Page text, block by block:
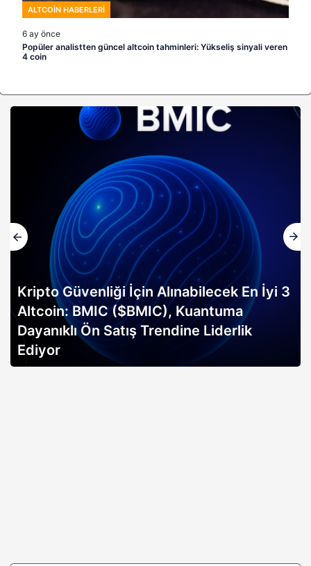
ALTCOIN HABERLERI
6 ay önce
Popüler analistten güncel altcoin tahminleri: Yükseliş sinyali veren
4 coin
Kripto Güvenliği İçin Alınabilecek En İyi 3
Altcoin: BMIC ($BMIC), Kuantuma
Dayanıklı Ön Satış Trendine Liderlik
Ediyor